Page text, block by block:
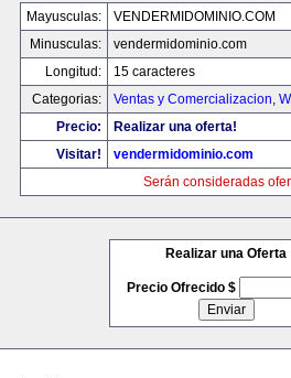
Mayusculas:
VENDERMIDOMINIO.COM
Minusculas:
vendermidominio.com
Longitud:
15 caracteres
Categorias:
Ventas y Comercializacion,
Precio:
Realizar una oferta!
Visitar!
vendermidominio.com
Serán consideradas
Realizar una Oferta
Precio Ofrecido $